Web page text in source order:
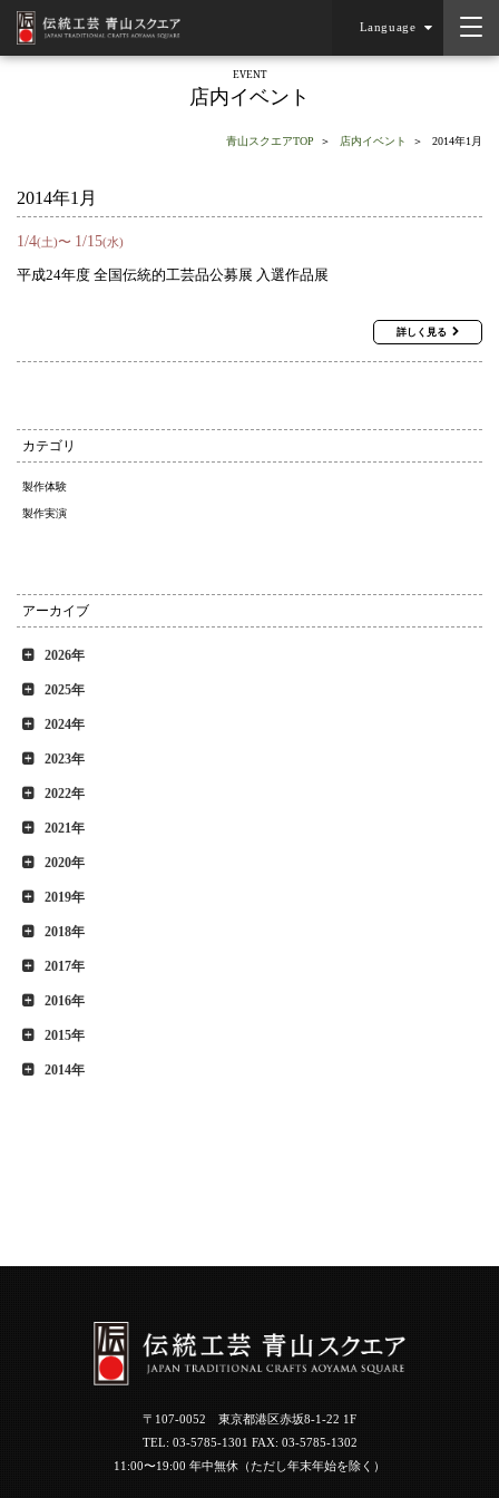
Language
EVENT
店内イベント
青山スクエアTOP 店内イベント 2014年1月
2014年1月
1/4(土)〜 1/15(水)
平成24年度 全国伝統的工芸品公募展 入選作品展
詳しく見る
カテゴリ
製作体験
製作実演
アーカイブ
2026年
2025年
2024年
2023年
2022年
2021年
2020年
2019年
2018年
2017年
2016年
2015年
2014年
〒107-0052 東京都港区赤坂8-1-22 1F
TEL: 03-5785-1301 FAX: 03-5785-1302
11:00〜19:00 年中無休（ただし年末年始を除く）